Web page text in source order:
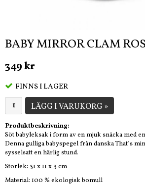
BABY MIRROR CLAM
349 kr
FINNS I LAGER
LÄGG I VARUKORG »
Produktbeskrivning:
Söt babyleksak i form av en mjuk snäcka med
Denna gulliga babyspegel från danska That´s
sysselsatt en härlig stund.
Storlek: 31 x 11 x 3 cm
Material: 100 % ekologisk bomull